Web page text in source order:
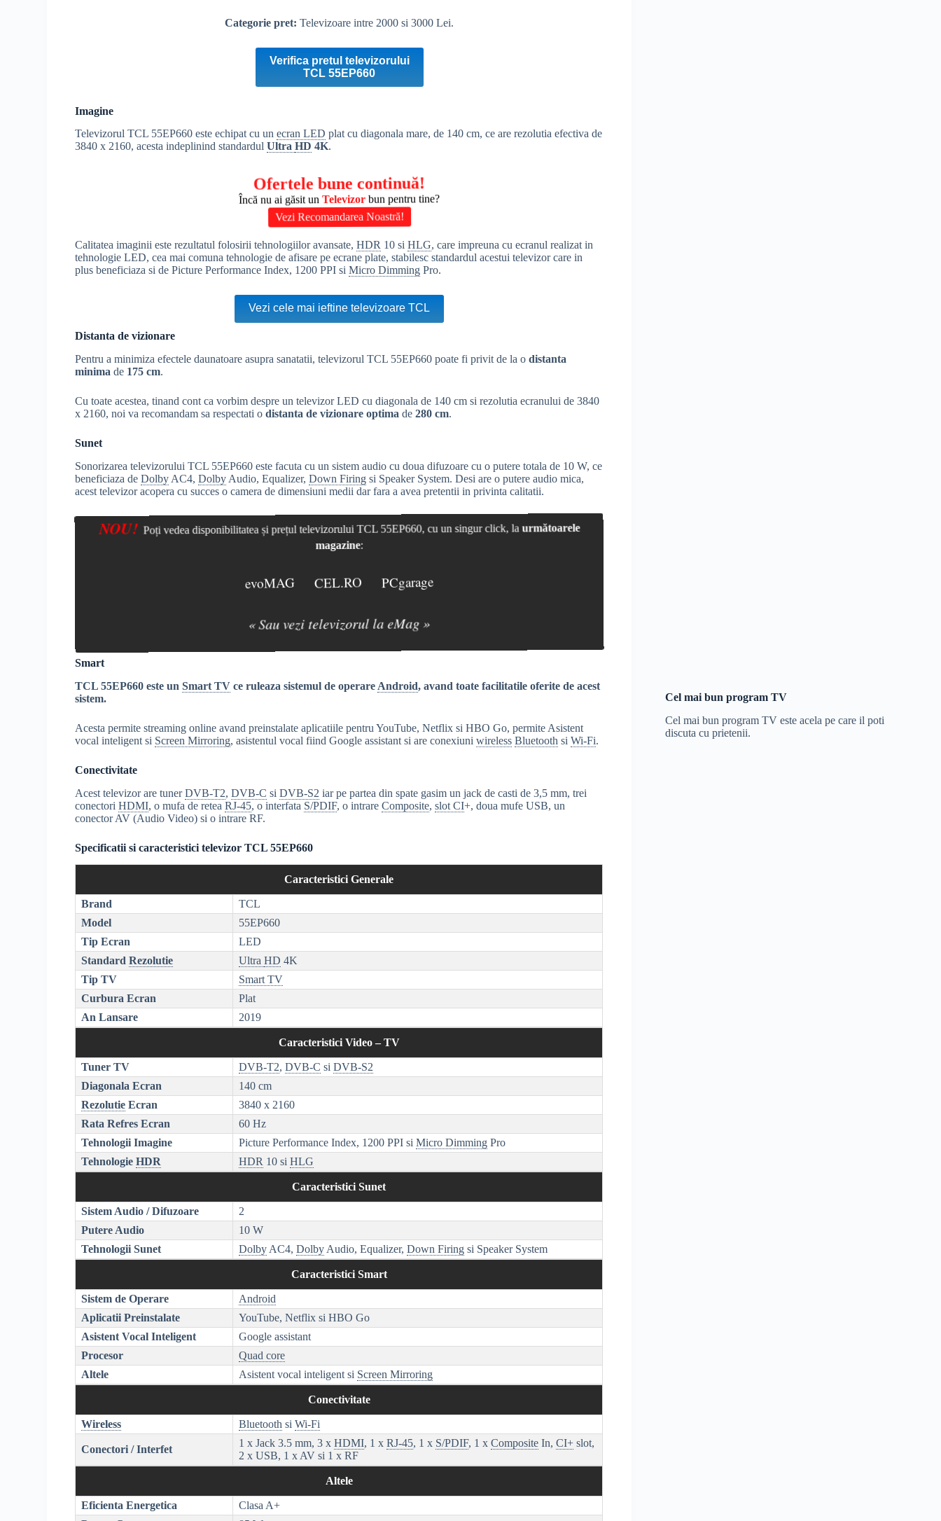
Categorie pret:Televizoare intre 2000 si 3000 Lei.
Verifica pretul televizorului
TCL 55EP660
Imagine
Televizorul TCL 55EP660 este echipat cu unecran LED plat cu diagonala mare, de 140 cm, ce are rezolutia efectiva de
3840 x 2160, acesta indeplinind standardulUltraHD 4K.
Ofertele bune continuă!
Încă nu ai găsit unTelevizorbun pentru tine?
Vezi Recomandarea Noastră!
Calitatea imaginii este rezultatul folosirii tehnologiilor avansate,HDR 10 siHLG, care impreuna cu ecranul realizat in
tehnologie LED, cea mai comuna tehnologie de afisare pe ecrane plate, stabilesc standardul acestui televizor care in
plus beneficiaza si de Picture Performance Index, 1200 PPI siMicro Dimming Pro.
Vezi cele mai ieftine televizoare TCL
Distanta de vizionare
Pentru a minimiza efectele daunatoare asupra sanatatii, televizorul TCL 55EP660 poate fi privit de la odistanta
minima de 175 cm.
Cu toate acestea, tinand cont ca vorbim despre un televizor LED cu diagonala de 140 cm si rezolutia ecranului de 3840
x 2160, noi va recomandam sa respectati odistanta de vizionare optima de280 cm.
Sunet
Sonorizarea televizorului TCL 55EP660 este facuta cu un sistem audio cu doua difuzoare cu o putere totala de 10 W, ce
beneficiaza deDolby AC4,Dolby Audio, Equalizer,Down Firing si Speaker System. Desi are o putere audio mica,
acest televizor acopera cu succes o camera de dimensiuni medii dar fara a avea pretentii in privinta calitatii.
NOU! Poți vedea disponibilitatea și prețul televizorului TCL 55EP660, cu un singur click, laurmătoarele
magazine:
evoMAG CEL.RO PCgarage
« Sau vezi televizorul la eMag »
Smart
TCL 55EP660 este unSmart TV ce ruleaza sistemul de operare Android, avand toate facilitatile oferite de acest
sistem.
Acesta permite streaming online avand preinstalate aplicatiile pentru YouTube, Netflix si HBO Go, permite Asistent
vocal inteligent si Screen Mirroring, asistentul vocal fiind Google assistant si are conexiuniwireless Bluetooth siWi-Fi.
Conectivitate
Acest televizor are tunerDVB-T2,DVB-C siDVB-S2 iar pe partea din spate gasim un jack de casti de 3,5 mm, trei
conectoriHDMI, o mufa de reteaRJ-45, o interfata S/PDIF, o intrareComposite,slot CI+, doua mufe USB, un
conector AV (Audio Video) si o intrare RF.
Specificatii si caracteristici televizor TCL 55EP660
Caracteristici Generale
Brand
TCL
Model
55EP660
Tip Ecran
LED
StandardRezolutie UltraHD 4K
Tip TV
Smart TV
Curbura Ecran
Plat
An Lansare
2019
Caracteristici Video – TV
Tuner TV DVB-T2,DVB-C siDVB-S2
Diagonala Ecran
140 cm
Rezolutie Ecran
3840 x 2160
Rata Refres Ecran
60 Hz
Tehnologii Imagine
Picture Performance Index, 1200 PPI siMicro Dimming Pro
TehnologieHDR HDR 10 siHLG
Caracteristici Sunet
Sistem Audio / Difuzoare
2
Putere Audio
10 W
Tehnologii Sunet
DolbyAC4,DolbyAudio, Equalizer,Down Firing si Speaker System
Caracteristici Smart
Sistem de Operare
Android
Aplicatii Preinstalate
YouTube, Netflix si HBO Go
Asistent Vocal Inteligent
Google assistant
Procesor
Quad core
Altele
Asistent vocal inteligent si Screen Mirroring
Conectivitate
Wireless Bluetooth siWi-Fi
Conectori / Interfet
1 x Jack 3.5 mm, 3 xHDMI, 1 xRJ-45, 1 x S/PDIF, 1 xComposite In,CI+ slot,
2 x USB, 1 x AV si 1 x RF
Altele
Eficienta Energetica
Clasa A+
Cel mai bun program TV
Cel mai bun program TV este acela pe care il poti
discuta cu prietenii.